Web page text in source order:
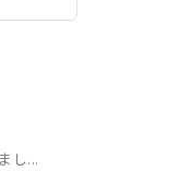
し...